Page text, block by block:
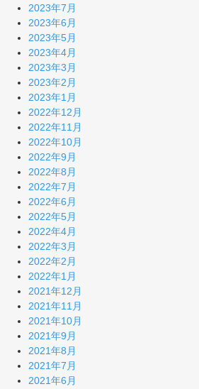
2023年7月
2023年6月
2023年5月
2023年4月
2023年3月
2023年2月
2023年1月
2022年12月
2022年11月
2022年10月
2022年9月
2022年8月
2022年7月
2022年6月
2022年5月
2022年4月
2022年3月
2022年2月
2022年1月
2021年12月
2021年11月
2021年10月
2021年9月
2021年8月
2021年7月
2021年6月